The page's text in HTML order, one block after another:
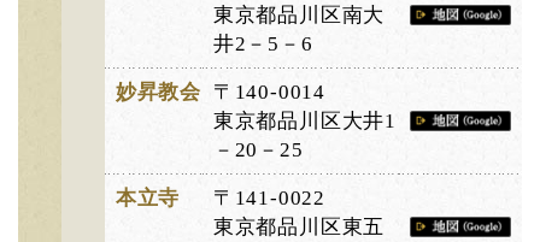
東京都品川区南大
井2－5－6
妙昇教会
〒140-0014
東京都品川区大井1
－20－25
本立寺
〒141-0022
東京都品川区東五